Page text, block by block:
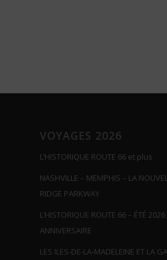
VOYAGES 2026
L’HISTORIQUE ROUTE 66 et plus
NASHVILLE – MEMPHIS – LA
RIDGE PARKWAY
L’HISTORIQUE ROUTE 66 – ÉTÉ
ANNIVERSAIRE
LES ILES-DE-LA-MADELEINE ET LA